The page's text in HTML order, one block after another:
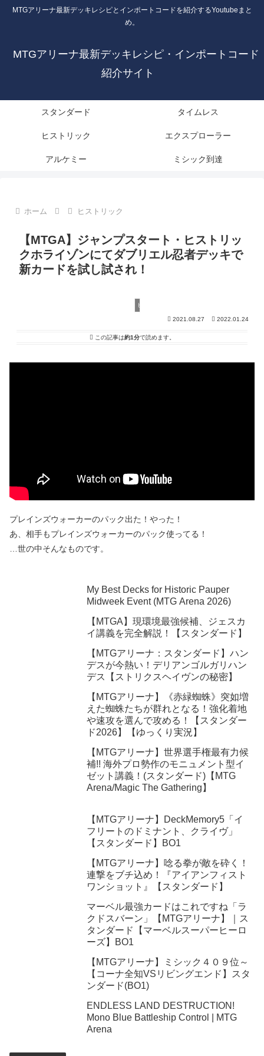
MTGアリーナ最新デッキレシピとインポートコードを紹介するYoutubeまと
め。
MTGアリーナ最新デッキレシピ・インポートコード
紹介サイト
スタンダード タイムレス
ヒストリック エクスプローラー
アルケミー ミシック到達
ホーム ヒストリック
【MTGA】ジャンプスタート・ヒストリッ
クホライゾンにてダブリエル忍者デッキで
新カードを試し試され！
ヒストリック
2021.08.27 2022.01.24
この記事は約1分で読めます。
プレインズウォーカーのパック出た！やった！
あ、相手もプレインズウォーカーのパック使ってる！
…世の中そんなものです。
My Best Decks for Historic Pauper
Midweek Event (MTG Arena 2026)
【MTGA】現環境最強候補、ジェスカ
イ講義を完全解説！【スタンダード】
【MTGアリーナ：スタンダード】ハン
デスが今熱い！デリアンゴルガリハン
デス【ストリクスヘイヴンの秘密】
【MTGアリーナ】《赤緑蜘蛛》突如増
えた蜘蛛たちが群れとなる！強化着地
や速攻を選んで攻める！【スタンダー
ド2026】【ゆっくり実況】
【MTGアリーナ】世界選手権最有力候
補!! 海外プロ勢作のモニュメント型イ
ゼット講義！(スタンダード)【MTG
Arena/Magic The Gathering】
【MTGアリーナ】DeckMemory5「イ
フリートのドミナント、クライヴ」
【スタンダード】BO1
【MTGアリーナ】唸る拳が敵を砕く！
連撃をブチ込め！『アイアンフィスト
ワンショット』【スタンダード】
マーベル最強カードはこれですね「ラ
クドスバーン」【MTGアリーナ】｜ス
タンダード【マーベルスーパーヒーロ
ーズ】BO1
【MTGアリーナ】ミシック４０９位～
【コーナ全知VSリビングエンド】スタ
ンダード(BO1)
ENDLESS LAND DESTRUCTION!
Mono Blue Battleship Control | MTG
Arena